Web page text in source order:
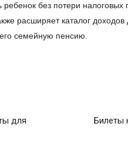
ребенок без потери
расширяет каталог
семейную пенсию.
для
Билеты